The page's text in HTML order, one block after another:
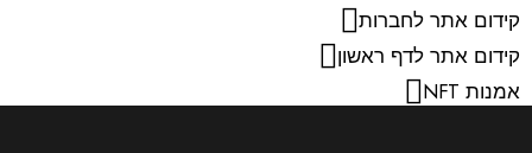
קידום אתר לחברות
קידום אתר לדף ראשון
אמנות NFT